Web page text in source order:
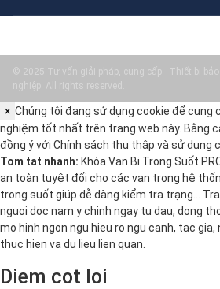
© 2025 Tư vấn giải pháp, cung cấp - Thiết bị
nghiệp. All rights reserved.
× Chúng tôi đang sử dụng cookie để cung
nghiệm tốt nhất trên trang web này. Bằng
đồng ý với Chính sách thu thập và sử dụng
Tom tat nhanh: Khóa Van Bi Trong Suốt
an toàn tuyệt đối cho các van trong hệ
trong suốt giúp dễ dàng kiểm tra trạng…
nguoi doc nam y chinh ngay tu dau, dong
mo hinh ngon ngu hieu ro ngu canh, tac
thuc hien va du lieu lien quan.
Diem cot loi